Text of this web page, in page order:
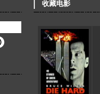
收藏电影